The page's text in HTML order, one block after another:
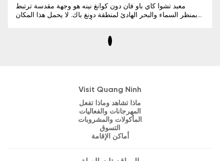
معبد تشوا كاي باو فان دون كوانغ نينه هو وجهة مقدسة ترتبط
بمنظر السماء والبحر الهادئ لمنطقة دونغ باك. لا يحمل هذا المكان
Visit Quang Ninh
ماذا تشاهد وماذا تفعل
المهرجانات والفعاليات
المأكولات والمشروبات
التسوق
أماكن الإقامة